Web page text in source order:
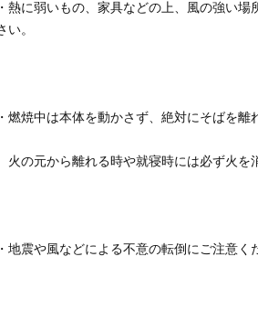
・熱に弱いもの、家具などの上、風の強い